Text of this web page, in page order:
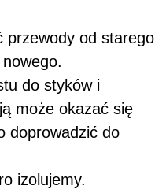
przewody od starego
do styków i
może okazać się
doprowadzić do
izolujemy.